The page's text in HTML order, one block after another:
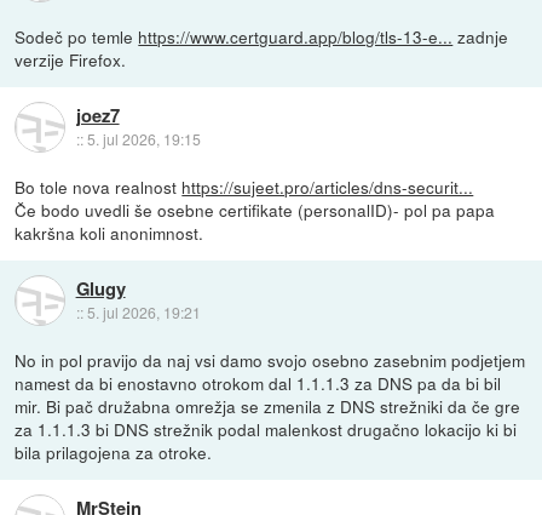
Sodeč po temle https://www.certguard.app/blog/tls-13-e... zadnje
verzije Firefox.
joez7
::5. jul 2026, 19:15
Bo tole nova realnost https://sujeet.pro/articles/dns-securit...
Če bodo uvedli še osebne certifikate (personalID)- pol pa papa
kakršna koli anonimnost.
Glugy
:: 5. jul 2026, 19:21
No in pol pravijo da naj vsi damo svojo osebno zasebnim podjetjem
namest da bi enostavno otrokom dal 1.1.1.3 za DNS pa da bi bil
mir. Bi pač družabna omrežja se zmenila z DNS strežniki da če gre
za 1.1.1.3 bi DNS strežnik podal malenkost drugačno lokacijo ki bi
bila prilagojena za otroke.
MrStein